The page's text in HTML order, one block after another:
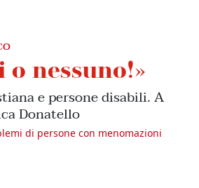
o nessuno!»
e persone disabili. A
Donatello
di persone con menomazioni